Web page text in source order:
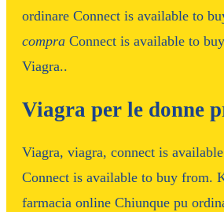
ordinare Connect is available to
compra Connect is available to
Viagra..
Viagra per le donne
Viagra, viagra, connect is
Connect is available to buy from.
farmacia online Chiunque pu